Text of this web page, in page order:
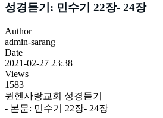
성경듣기: 민수기 22장- 24장
Author
admin-sarang
Date
2021-02-27 23:38
Views
1583
뮌헨사랑교회 성경듣기
- 본문: 민수기 22장- 24장